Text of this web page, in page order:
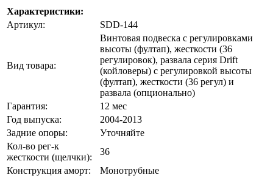
Характеристики:
Артикул:
SDD-144
Вид товара:
Винтовая подвеска с регулировками
высоты (фултап), жесткости (36
регулировок), развала серия Drift
(койловеры) с регулировкой высоты
(фултап), жесткости (36 регул) и
развала (опционально)
Гарантия:
12 мес
Год выпуска:
2004-2013
Задние опоры:
Уточняйте
Кол-во рег-к
жесткости (щелчки):
36
Конструкция аморт:
Монотрубные